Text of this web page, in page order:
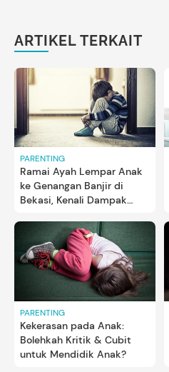
ARTIKEL TERKAIT
PARENTING
Ramai Ayah Lempar Anak
ke Genangan Banjir di
Bekasi, Kenali Dampak
PARENTING
Kekerasan pada Anak:
Bolehkah Kritik & Cubit
untuk Mendidik Anak?